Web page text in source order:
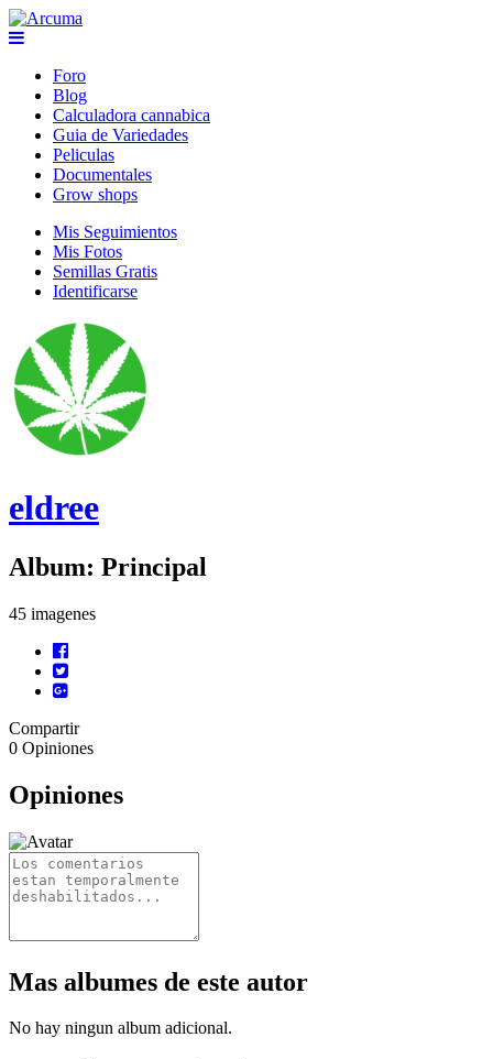
Foro
Blog
Calculadora cannabica
Guia de Variedades
Peliculas
Documentales
Grow shops
Mis Seguimientos
Mis Fotos
Semillas Gratis
Identificarse
eldree
Album: Principal
45 imagenes
Compartir
0 Opiniones
Opiniones
Mas albumes de este autor
No hay ningun album adicional.